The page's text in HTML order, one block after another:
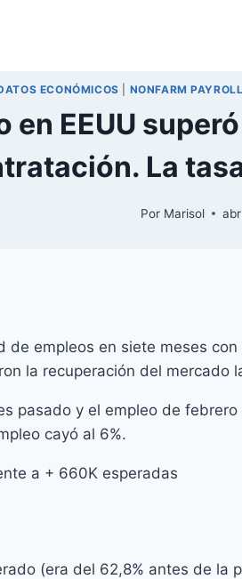
ECONÓMICOS NONFARM
en EEUU
La
Por Marisol
empleos en siete meses
la recuperación del mercado
pasado y el empleo de
cayó al 6%.
a + 660K esperadas
(era del 62,8% antes de la